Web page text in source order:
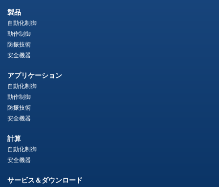
製品
自動化制御
動作制御
防振技術
安全機器
アプリケーション
自動化制御
動作制御
防振技術
安全機器
計算
自動化制御
安全機器
サービス＆ダウンロード